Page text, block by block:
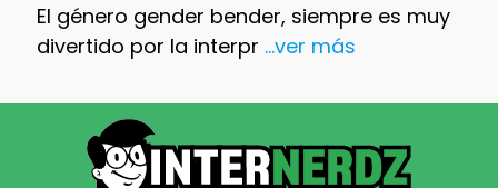
El género gender bender, siempre es muy
divertido por la interpr ...ver más